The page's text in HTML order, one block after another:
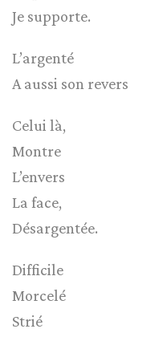
Je supporte.
L’argenté
A aussi son revers
Celui là,
Montre
L’envers
La face,
Désargentée.
Difficile
Morcelé
Strié